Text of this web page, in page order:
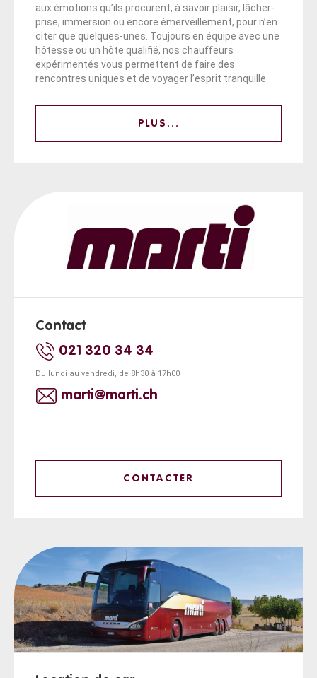
aux émotions qu’ils procurent, à savoir plaisir, lâcher-
prise, immersion ou encore émerveillement, pour n’en
citer que quelques-unes. Toujours en équipe avec une
hôtesse ou un hôte qualifié, nos chauffeurs
expérimentés vous permettent de faire des
rencontres uniques et de voyager l’esprit tranquille.
PLUS...
Contact
021 320 34 34
Du lundi au vendredi, de 8h30 à 17h00
marti@marti.ch
CONTACTER